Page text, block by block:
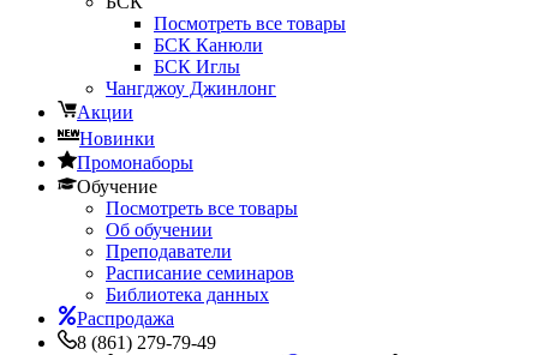
Посмотреть все товары
БСК Канюли
БСК Иглы
Чангджоу Джинлонг
Акции
Новинки
Промонаборы
Обучение
Посмотреть все товары
Об обучении
Преподаватели
Расписание семинаров
Библиотека данных
Распродажа
8 (861) 279-79-49